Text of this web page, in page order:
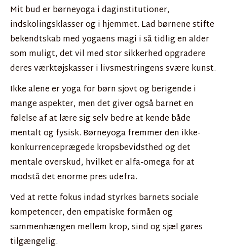
Mit bud er børneyoga i daginstitutioner,
indskolingsklasser og i hjemmet. Lad børnene stifte
bekendtskab med yogaens magi i så tidlig en alder
som muligt, det vil med stor sikkerhed opgradere
deres værktøjskasser i livsmestringens svære kunst.
Ikke alene er yoga for børn sjovt og berigende i
mange aspekter, men det giver også barnet en
følelse af at lære sig selv bedre at kende både
mentalt og fysisk. Børneyoga fremmer den ikke-
konkurrenceprægede kropsbevidsthed og det
mentale overskud, hvilket er alfa-omega for at
modstå det enorme pres udefra.
Ved at rette fokus indad styrkes barnets sociale
kompetencer, den empatiske formåen og
sammenhængen mellem krop, sind og sjæl gøres
tilgængelig.